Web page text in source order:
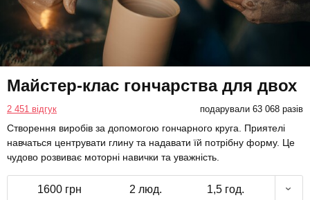
Майстер-клас гончарства для двох
2 451 відгук подарували 63 068 разів
Створення виробів за допомогою гончарного круга. Приятелі
навчаться центрувати глину та надавати їй потрібну форму. Це
чудово розвиває моторні навички та уважність.
1600 грн 2 люд. 1,5 год.